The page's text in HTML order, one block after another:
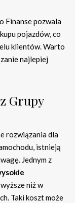
Finanse pozwala
pojazdów, co
klientów. Warto
najlepiej
Grupy
rozwiązania dla
istnieją
Jednym z
niż w
Taki koszt może